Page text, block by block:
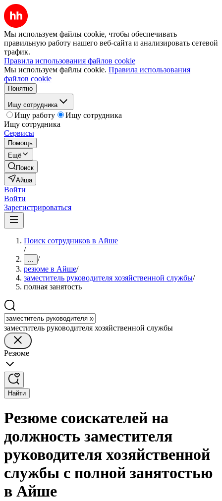
Мы используем файлы cookie, чтобы обеспечивать
правильную работу нашего веб-сайта и анализировать сетевой
трафик.
Правила использования файлов cookie
Мы используем файлы cookie. Правила использования
файлов cookie
Понятно
Ищу сотрудника
Ищу работу
Ищу сотрудника
Ищу сотрудника
Сервисы
Помощь
Ещё
Поиск
Айша
Войти
Войти
Зарегистрироваться
Поиск сотрудников в Айше
/
... /
резюме в Айше/
заместитель руководителя хозяйственной службы/
полная занятость
заместитель руководителя хозяйственной службы
Резюме
Найти
Резюме соискателей на
должность заместителя
руководителя хозяйственной
службы с полной занятостью
в Айше